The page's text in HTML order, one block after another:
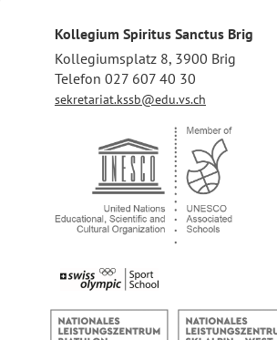
Kollegium Spiritus Sanctus Brig
Kollegiumsplatz 8, 3900 Brig
Telefon 027 607 40 30
sekretariat.kssb@edu.vs.ch